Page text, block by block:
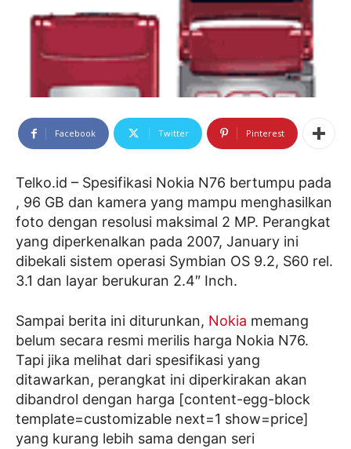
Facebook Twitter Pinterest
Telko.id – Spesifikasi Nokia N76 bertumpu pada
, 96 GB dan kamera yang mampu menghasilkan
foto dengan resolusi maksimal 2 MP. Perangkat
yang diperkenalkan pada 2007, January ini
dibekali sistem operasi Symbian OS 9.2, S60 rel.
3.1 dan layar berukuran 2.4″ Inch.
Sampai berita ini diturunkan, Nokia memang
belum secara resmi merilis harga Nokia N76.
Tapi jika melihat dari spesifikasi yang
ditawarkan, perangkat ini diperkirakan akan
dibandrol dengan harga [content-egg-block
template=customizable next=1 show=price]
yang kurang lebih sama dengan seri